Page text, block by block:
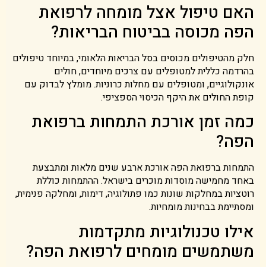
האם טיפול אצל מומחה לרפואת
הפה מכוסה בביטוח הבריאות?
חלק מהטיפולים מכוסים בסל הבריאות הלאומי, במיוחד טיפולים
בהרדמה כללית למטופלים עם צרכים מיוחדים, חולים
אונקולוגיים, ומטופלים עם מחלות כרוניות. מומלץ לבדוק עם
קופת החולים את היקף הכיסוי הספציפי.
כמה זמן אורכת התמחות ברפואת
הפה?
התמחות ברפואת הפה אורכת ארבע שנים מלאות ומתבצעת
באחד מחמישה מוסדות מוכרים בישראל. ההתמחות כוללת
רוטציות במחלקות שונות כמו פתולוגיה, דימות, ומחלקה פנימית,
ומסתיימת בבחינות מומחיות.
אילו טכנולוגיות מתקדמות
משתמשים מומחים לרפואת הפה?